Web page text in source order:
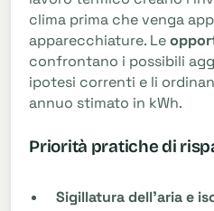
clima prima che venga
apparecchiature. Le
confrontano i possibili
ipotesi correnti e li
annuo stimato in kWh.
Priorità pratiche di
Sigillatura dell'aria e